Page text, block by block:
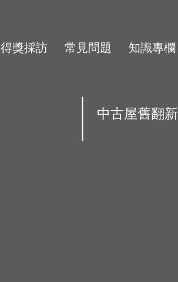
得獎採訪 常見問題 知識專欄
中古屋舊翻新